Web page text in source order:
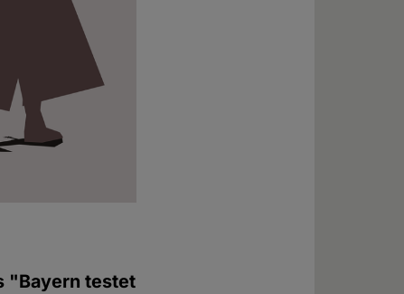
"Bayern testet